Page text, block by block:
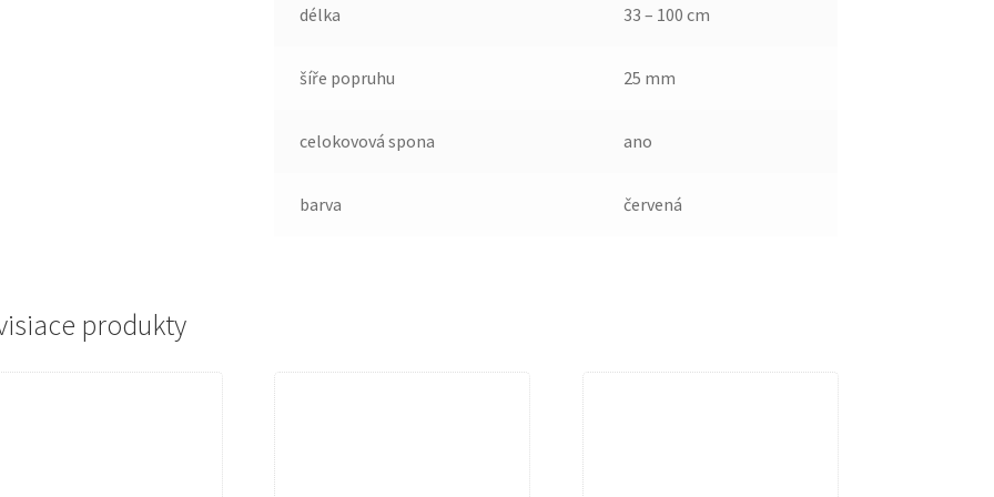
délka 33 – 100 cm
šíře popruhu 25 mm
celokovová spona ano
barva červená
produkty